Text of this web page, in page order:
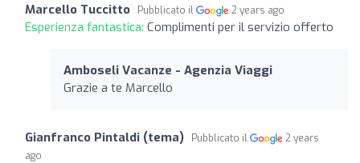
Marcello Tuccitto Pubblicato il 2 years ago
Esperienza fantastica: Complimenti per il servizio offerto
Amboseli Vacanze - Agenzia Viaggi
Grazie a te Marcello
Gianfranco Pintaldi (tema) Pubblicato il
2 years
ago